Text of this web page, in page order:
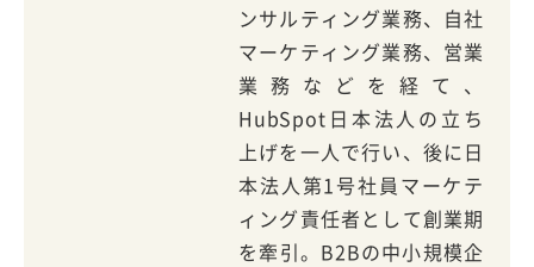
ンサルティング業務、自社
マーケティング業務、営業
業務などを経て、
HubSpot日本法人の立ち
上げを一人で行い、後に日
本法人第1号社員マーケテ
ィング責任者として創業期
を牽引。B2Bの中小規模企